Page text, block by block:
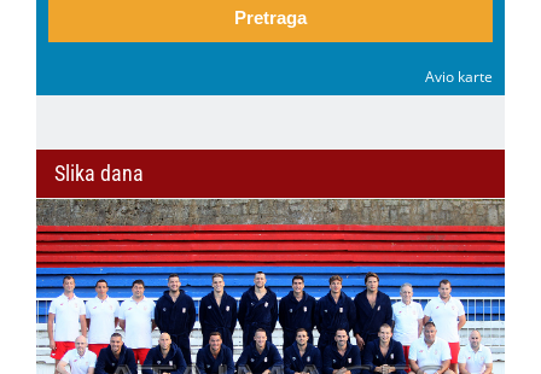
Pretraga
Avio karte
Slika dana